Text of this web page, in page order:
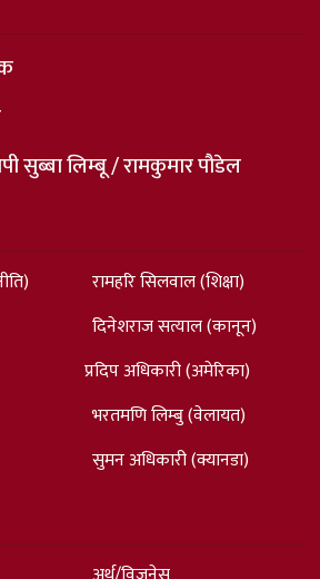
सुब्बा लिम्बू / रामकुमार पौडेल
रामहरि सिलवाल (शिक्षा)
दिनेशराज सत्याल (कानून)
प्रदिप अधिकारी (अमेरिका)
भरतमणि लिम्बु (वेलायत)
सुमन अधिकारी (क्यानडा)